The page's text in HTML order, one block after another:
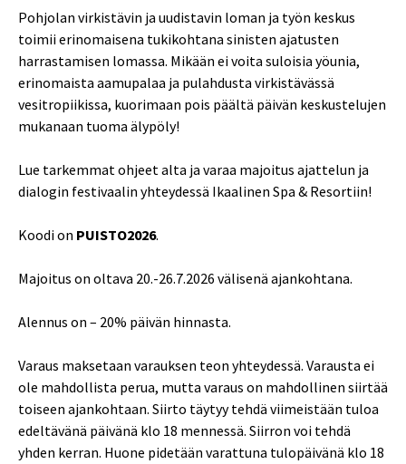
Pohjolan virkistävin ja uudistavin loman ja työn keskus
toimii erinomaisena tukikohtana sinisten ajatusten
harrastamisen lomassa. Mikään ei voita suloisia yöunia,
erinomaista aamupalaa ja pulahdusta virkistävässä
vesitropiikissa, kuorimaan pois päältä päivän keskustelujen
mukanaan tuoma älypöly!
Lue tarkemmat ohjeet alta ja varaa majoitus ajattelun ja
dialogin festivaalin yhteydessä Ikaalinen Spa & Resortiin!
Koodi on PUISTO2026.
Majoitus on oltava 20.-26.7.2026 välisenä ajankohtana.
Alennus on – 20% päivän hinnasta.
Varaus maksetaan varauksen teon yhteydessä. Varausta ei
ole mahdollista perua, mutta varaus on mahdollinen siirtää
toiseen ajankohtaan. Siirto täytyy tehdä viimeistään tuloa
edeltävänä päivänä klo 18 mennessä. Siirron voi tehdä
yhden kerran. Huone pidetään varattuna tulopäivänä klo 18